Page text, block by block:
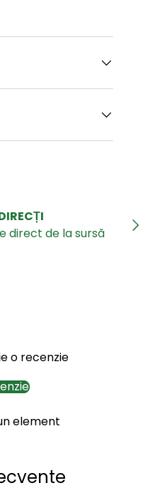
direct de la sursă
o recenzie
element